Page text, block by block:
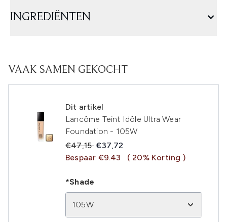
INGREDIËNTEN
VAAK SAMEN GEKOCHT
Dit artikel
Lancôme Teint Idôle Ultra Wear
Foundation - 105W
Recommended Retail Price:
€47,15Huidige prijs:
€37,72
Bespaar €9.43
( 20% Korting )
*Shade
105W